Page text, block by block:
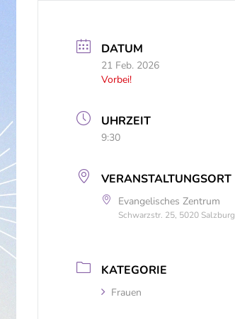
DATUM
21 Feb. 2026
Vorbei!
UHRZEIT
9:30
VERANSTALTUNGSORT
Evangelisches Zentrum
Schwarzstr. 25, 5020 Salzburg
KATEGORIE
Frauen